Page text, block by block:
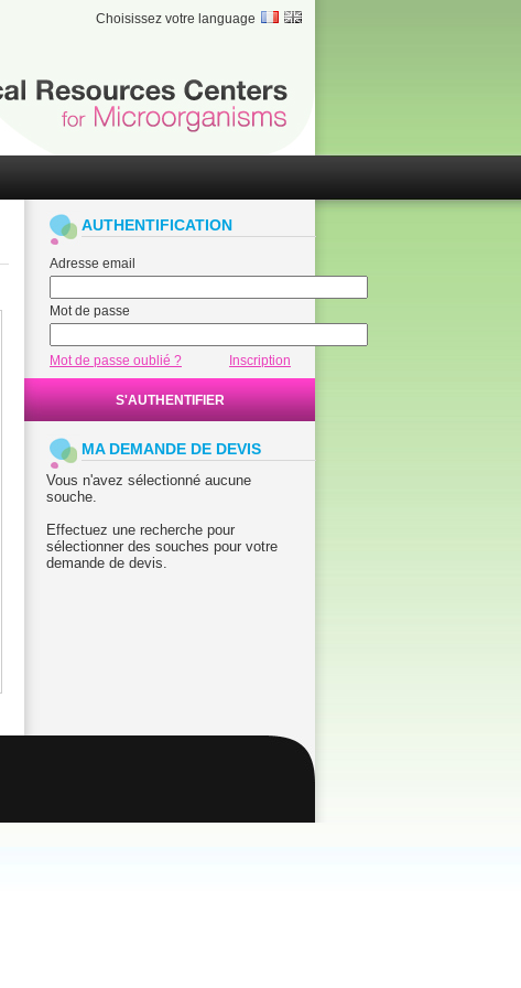
Choisissez votre language
AUTHENTIFICATION
Adresse email
Mot de passe
Mot de passe oublié ? Inscription
S'AUTHENTIFIER
MA DEMANDE DE DEVIS
Vous n'avez sélectionné aucune
souche.
Effectuez une recherche pour
sélectionner des souches pour votre
demande de devis.